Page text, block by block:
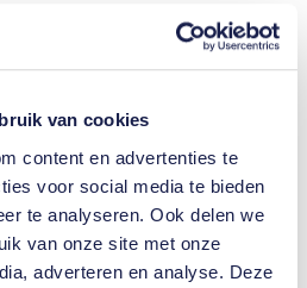
van cookies
content en advertenties te
voor social media te bieden
te analyseren. Ook delen we
van onze site met onze
adverteren en analyse. Deze
hebben er
aan de